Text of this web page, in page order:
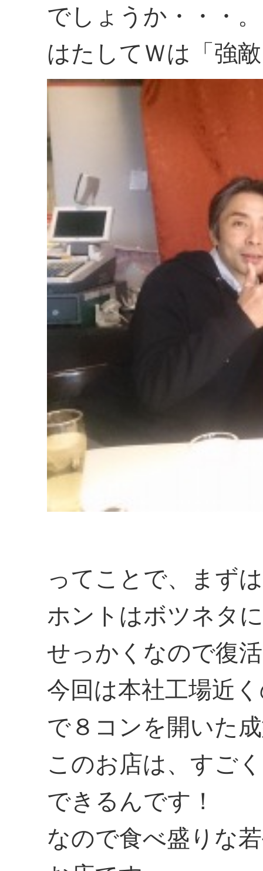
でしょうか・・・。
はたしてＷは「強
ってことで、まず
ホントはボツネタ
せっかくなので復
今回は本社工場近
で８コンを開いた
このお店は、すご
できるんです！
なので食べ盛りな